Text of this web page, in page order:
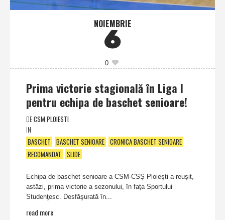
NOIEMBRIE
6
0
Prima victorie stagională în Liga I
pentru echipa de baschet senioare!
DECSM PLOIESTI
IN
BASCHET BASCHET SENIOARE CRONICA BASCHET SENIOARE
RECOMANDAT SLIDE
Echipa de baschet senioare a CSM-CSŞ Ploieşti a reuşit,
astăzi, prima victorie a sezonului, în faţa Sportului
Studenţesc. Desfăşurată în...
read more